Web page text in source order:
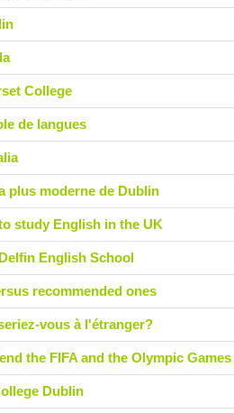
College
de langues
plus moderne de Dublin
study English in the UK
English School
recommended ones
vous à l'étranger?
the FIFA and the Olympic Games
Dublin